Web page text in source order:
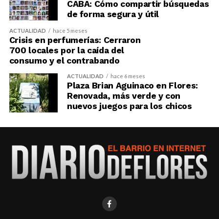
CABA: Cómo compartir búsquedas
de forma segura y útil
ACTUALIDAD hace 5 meses
Crisis en perfumerías: Cerraron
700 locales por la caída del
consumo y el contrabando
ACTUALIDAD hace 6 meses
Plaza Brian Aguinaco en Flores:
Renovada, más verde y con
nuevos juegos para los chicos